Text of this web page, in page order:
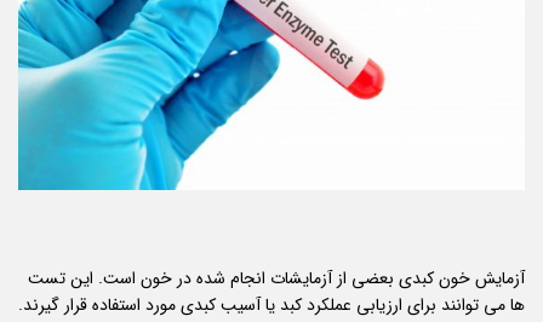
آزمایش خون کبدی بعضی از آزمایشات انجام شده در خون است. این تست
ها می توانند برای ارزیابی عملکرد کبد یا آسیب کبدی مورد استفاده قرار گیرند.